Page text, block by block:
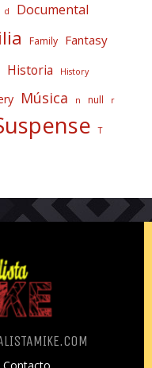
d Documental
Family Fantasy
Historia History
Música n null r
T